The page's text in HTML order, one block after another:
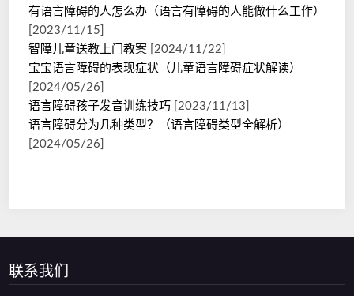
有语言障碍的人怎么办（语言有障碍的人能做什么工作）
[2023/11/15]
智障儿童送教上门教案 [2024/11/22]
宝宝语言障碍的表现症状（儿童语言障碍症状解读）
[2024/05/26]
语言障碍孩子发音训练技巧 [2023/11/13]
语言障碍分为几种类型？（语言障碍类型全解析）
[2024/05/26]
联系我们